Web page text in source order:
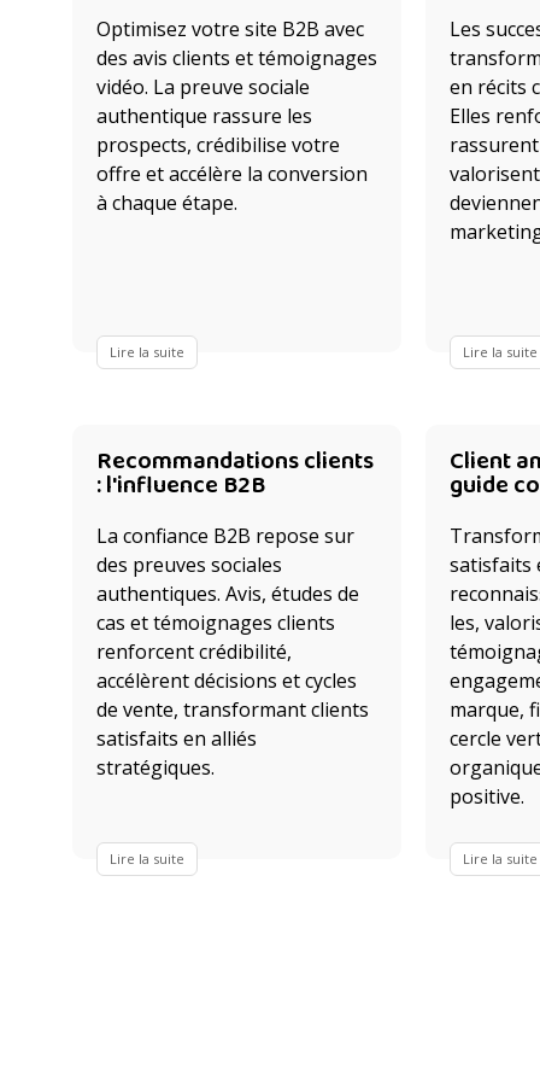
Optimisez votre site B2B avec
des avis clients et témoignages
vidéo. La preuve sociale
authentique rassure les
prospects, crédibilise votre
offre et accélère la conversion
à chaque étape.
Lire la suite
Les
en récits
Elles
Lire la suite
Recommandations clients
: l'influence B2B
La confiance B2B repose sur
des preuves sociales
authentiques. Avis, études de
cas et témoignages clients
renforcent crédibilité,
accélèrent décisions et cycles
de vente, transformant clients
satisfaits en alliés
stratégiques.
Lire la suite
Client
guide
satisfaits
les,
marque,
cercle
positive.
Lire la suite